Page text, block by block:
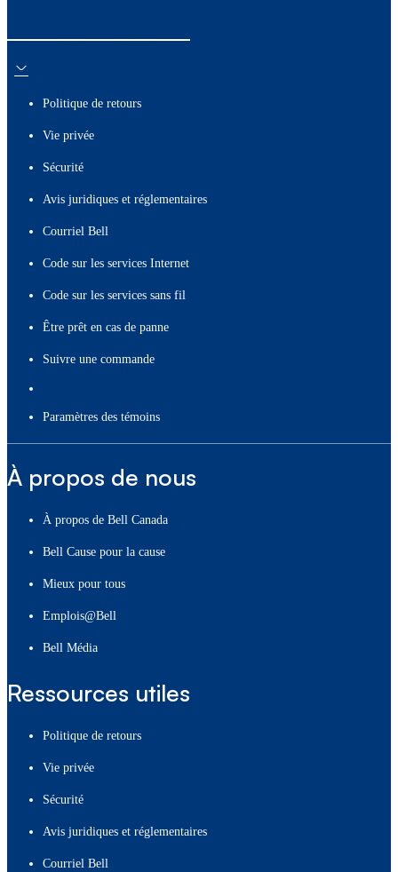
Politique de retours
Vie privée
Sécurité
Avis juridiques et réglementaires
Courriel Bell
Code sur les services Internet
Code sur les services sans fil
Être prêt en cas de panne
Suivre une commande
paramètres des témoins
À propos de nous
À propos de Bell Canada
Bell Cause pour la cause
Mieux pour tous
Emplois@Bell
Bell Média
Ressources utiles
Politique de retours
Vie privée
Sécurité
Avis juridiques et réglementaires
Courriel Bell